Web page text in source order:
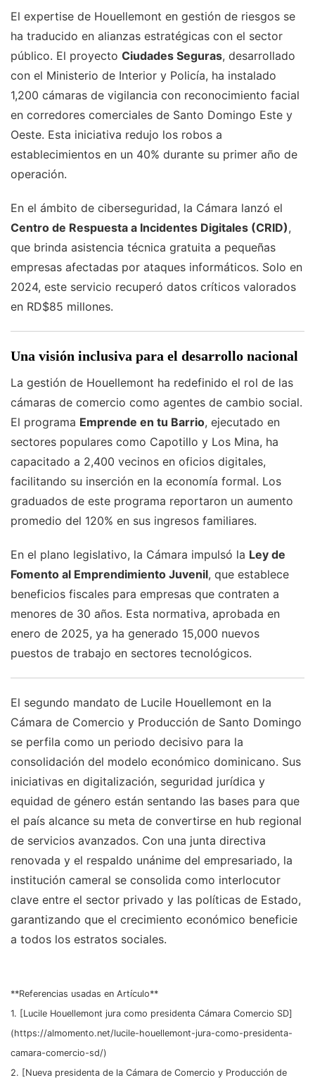
El expertise de Houellemont en gestión de riesgos se
ha traducido en alianzas estratégicas con el sector
público. El proyecto Ciudades Seguras, desarrollado
con el Ministerio de Interior y Policía, ha instalado
1,200 cámaras de vigilancia con reconocimiento facial
en corredores comerciales de Santo Domingo Este y
Oeste. Esta iniciativa redujo los robos a
establecimientos en un 40% durante su primer año de
operación.
En el ámbito de ciberseguridad, la Cámara lanzó el
Centro de Respuesta a Incidentes Digitales (CRID),
que brinda asistencia técnica gratuita a pequeñas
empresas afectadas por ataques informáticos. Solo en
2024, este servicio recuperó datos críticos valorados
en RD$85 millones.
Una visión inclusiva para el desarrollo nacional
La gestión de Houellemont ha redefinido el rol de las
cámaras de comercio como agentes de cambio social.
El programa Emprende en tu Barrio, ejecutado en
sectores populares como Capotillo y Los Mina, ha
capacitado a 2,400 vecinos en oficios digitales,
facilitando su inserción en la economía formal. Los
graduados de este programa reportaron un aumento
promedio del 120% en sus ingresos familiares.
En el plano legislativo, la Cámara impulsó la Ley de
Fomento al Emprendimiento Juvenil, que establece
beneficios fiscales para empresas que contraten a
menores de 30 años. Esta normativa, aprobada en
enero de 2025, ya ha generado 15,000 nuevos
puestos de trabajo en sectores tecnológicos.
El segundo mandato de Lucile Houellemont en la
Cámara de Comercio y Producción de Santo Domingo
se perfila como un periodo decisivo para la
consolidación del modelo económico dominicano. Sus
iniciativas en digitalización, seguridad jurídica y
equidad de género están sentando las bases para que
el país alcance su meta de convertirse en hub regional
de servicios avanzados. Con una junta directiva
renovada y el respaldo unánime del empresariado, la
institución cameral se consolida como interlocutor
clave entre el sector privado y las políticas de Estado,
garantizando que el crecimiento económico beneficie
a todos los estratos sociales.
**Referencias usadas en Artículo**
1. [Lucile Houellemont jura como presidenta Cámara Comercio SD]
(https://almomento.net/lucile-houellemont-jura-como-presidenta-
camara-comercio-sd/)
2. [Nueva presidenta de la Cámara de Comercio y Producción de